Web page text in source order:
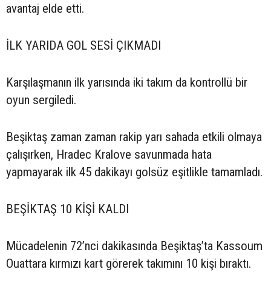
avantaj elde etti.
İLK YARIDA GOL SESİ ÇIKMADI
Karşılaşmanın ilk yarısında iki takım da kontrollü bir
oyun sergiledi.
Beşiktaş zaman zaman rakip yarı sahada etkili olmaya
çalışırken, Hradec Kralove savunmada hata
yapmayarak ilk 45 dakikayı golsüz eşitlikle tamamladı.
BEŞİKTAŞ 10 KİŞİ KALDI
Mücadelenin 72’nci dakikasında Beşiktaş’ta Kassoum
Ouattara kırmızı kart görerek takımını 10 kişi bıraktı.